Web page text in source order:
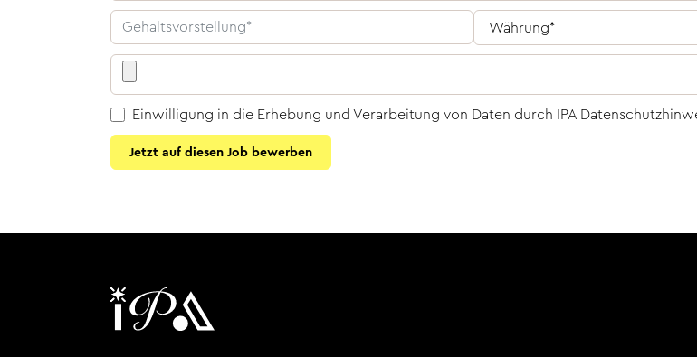
Einwilligung in die Erhebung und Verarbeitung von Daten durch IPA
Jetzt auf diesen Job bewerben